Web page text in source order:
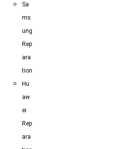
Sa
ms
ung
Rep
ara
tion
Hu
aw
ei
Rep
ara